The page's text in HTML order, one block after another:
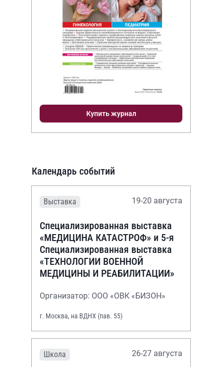
Купить журнал
Календарь событий
Выставка 19-20 августа
Специализированная выставка
«МЕДИЦИНА КАТАСТРОФ» и 5-я
Специализированная выставка
«ТЕХНОЛОГИИ ВОЕННОЙ
МЕДИЦИНЫ И РЕАБИЛИТАЦИИ»
Организатор: ООО «ОВК «БИЗОН»
г. Москва, на ВДНХ (пав. 55)
Школа 26-27 августа